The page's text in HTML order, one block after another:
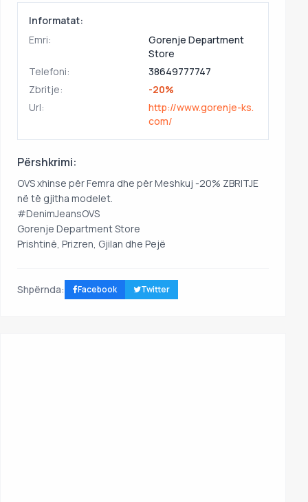
Informatat:
Emri:
Gorenje Department
Store
Telefoni:
38649777747
Zbritje:
-20%
Url:
http://www.gorenje-ks.
com/
Përshkrimi:
OVS xhinse për Femra dhe për Meshkuj -20% ZBRITJE
në të gjitha modelet.
#DenimJeansOVS
Gorenje Department Store
Prishtinë, Prizren, Gjilan dhe Pejë
Shpërnda: Facebook Twitter